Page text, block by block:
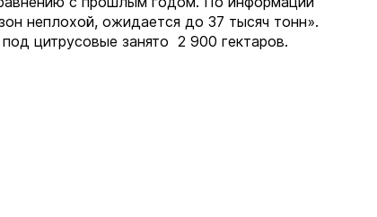
неплохой, ожидается до 37 тысяч тонн».
цитрусовые занято 2 900 гектаров.